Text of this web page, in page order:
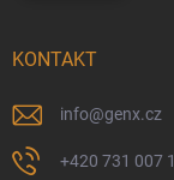
KONTAKT
info@genx.cz
+420 731 007